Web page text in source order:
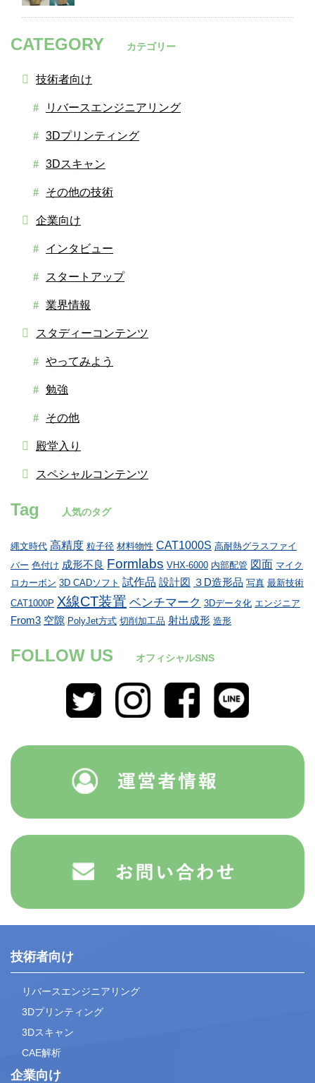
CATEGORY カテゴリー
技術者向け
リバースエンジニアリング
3Dプリンティング
3Dスキャン
その他の技術
企業向け
インタビュー
スタートアップ
業界情報
スタディーコンテンツ
やってみよう
勉強
その他
殿堂入り
スペシャルコンテンツ
Tag 人気のタグ
縄文時代 高精度 粒子径 材料物性 CAT1000S 高耐熱グラスファイ
バー 色付け 成形不良 Formlabs VHX-6000 内部配管 図面 マイク
ロカーボン 3D CADソフト 試作品 設計図 ３D造形品 写真 最新技術
CAT1000P X線CT装置 ベンチマーク 3Dデータ化 エンジニア
From3 空隙 PolyJet方式 切削加工品 射出成形 造形
FOLLOW US オフィシャルSNS
技術者向け
リバースエンジニアリング
3Dプリンティング
3Dスキャン
CAE解析
企業向け